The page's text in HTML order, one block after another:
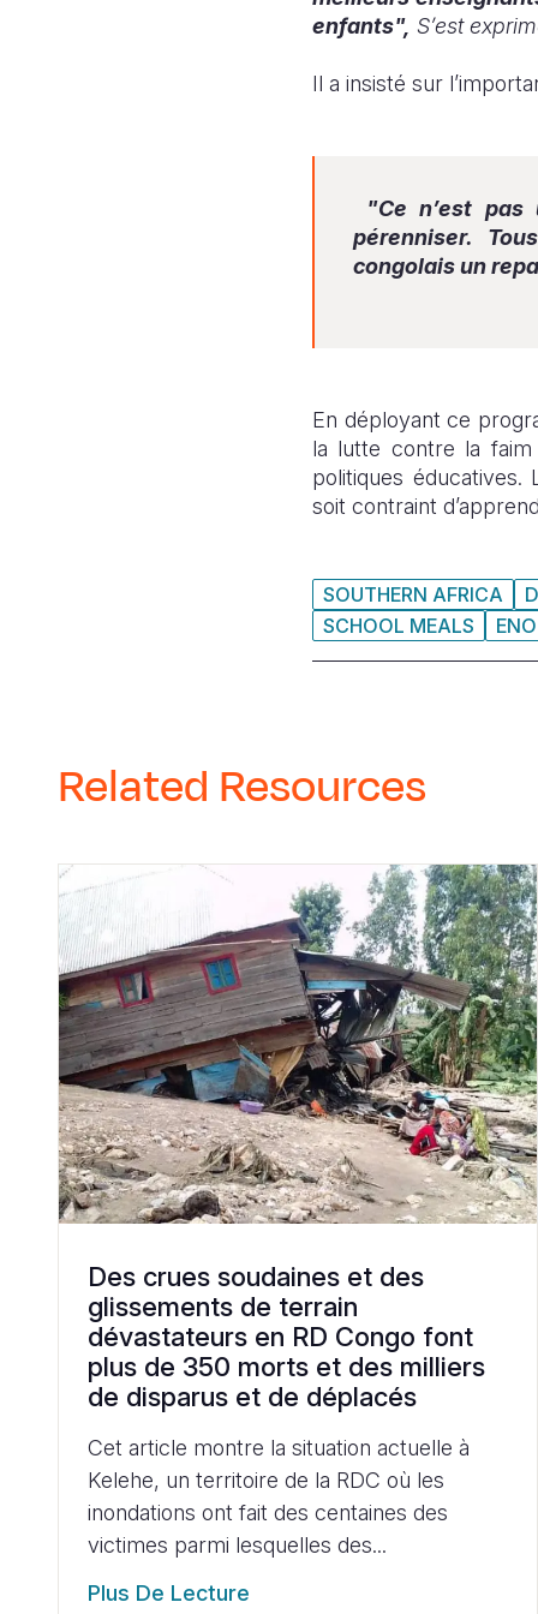
enfants", S’est
Il a insisté sur
"Ce n’est pas
pérenniser.
congolais un
En déployant ce
la lutte contre la
politiques éducatives.
soit contraint
SOUTHERN AFRICA
SCHOOL MEALS
Related Resources
Des crues soudaines et des
glissements de terrain
dévastateurs en RD Congo font
plus de 350 morts et des milliers
de disparus et de déplacés
Cet article montre la situation actuelle à
Kelehe, un territoire de la RDC où les
inondations ont fait des centaines des
victimes parmi lesquelles des...
Plus De Lecture